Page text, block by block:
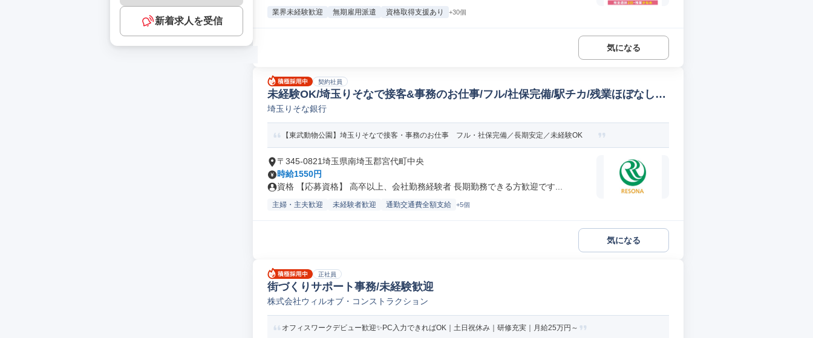
新着求人を受信
業界未経験歓迎 無期雇用派遣 資格取得支援あり +30個
気になる
契約社員
未経験OK/埼玉りそなで接客&事務のお仕事/フル/社保完備/駅チカ/残業ほぼなし
(案件番号5127)
埼玉りそな銀行
【東武動物公園】埼玉りそなで接客・事務のお仕事 フル・社保完備／長期安定／未経験OK
〒345-0821埼玉県南埼玉郡宮代町中央
時給1550円
資格 【応募資格】 高卒以上、会社勤務経験者 長期勤務できる方歓迎です...
主婦・主夫歓迎 未経験者歓迎 通勤交通費全額支給 +5個
気になる
正社員
街づくりサポート事務/未経験歓迎
株式会社ウィルオブ・コンストラクション
オフィスワークデビュー歓迎✨PC入力できればOK｜土日祝休み｜研修充実｜月給25万円～